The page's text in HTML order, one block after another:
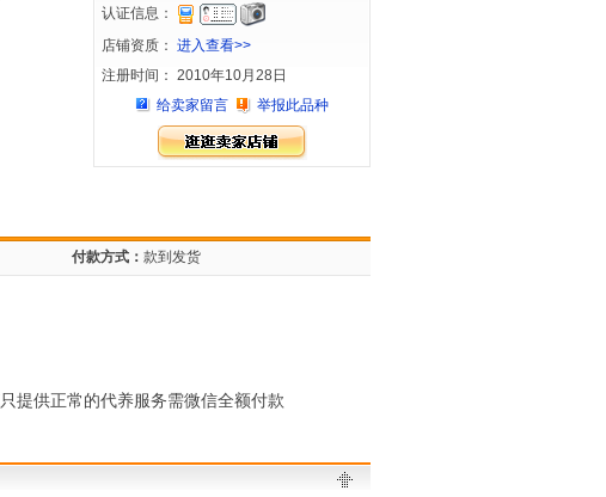
认证信息：
店铺资质： 进入查看>>
注册时间： 2010年10月28日
给卖家留言
举报此品种
付款方式： 款到发货
提供正常的代养服务需微信全额付款